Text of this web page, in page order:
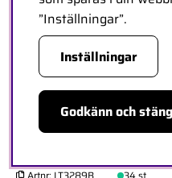
Däck & Fälg ST-VIPER 1/8
”Inställningar”.
Inställningar
Godkänn och stäng